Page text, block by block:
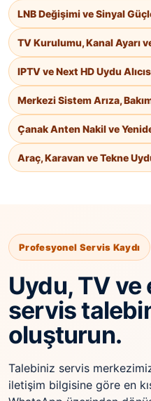
LNB Değişimi ve Sinyal
TV Kurulumu, Kanal Ayarı
IPTV ve Next HD Uydu
Merkezi Sistem Arıza,
Çanak Anten Nakil ve
Araç, Karavan ve Tekne
Profesyonel Servis Kaydı
Uydu, TV
servis
oluşturun.
Talebiniz servis
iletişim bilgisine göre en